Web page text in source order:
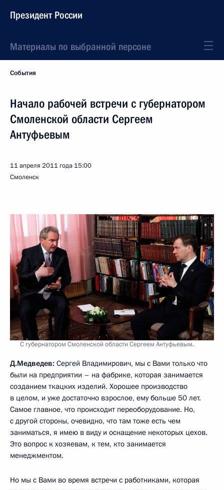
Президент России
Материалы по выбранной персоне
События
Начало рабочей встречи с губернатором
Смоленской области Сергеем
Антуфьевым
11 апреля 2011 года 15:00
Смоленск
С губернатором Смоленской области Сергеем Антуфьевым.
Д.Медведев: Сергей Владимирович, мы с Вами только что
были на предприятии – на фабрике, которая занимается
созданием ткацких изделий. Хорошее производство
в целом, и уже достаточно взрослое, ему больше 50 лет.
Самое главное, что происходит переоборудование. Но,
с другой стороны, очевидно, что там тоже есть чем
заниматься, я имею в виду и оснащение некоторых цехов.
Это вопрос к хозяевам, к тем, кто занимается
менеджментом.
Но мы с Вами во время встречи с работниками, которая